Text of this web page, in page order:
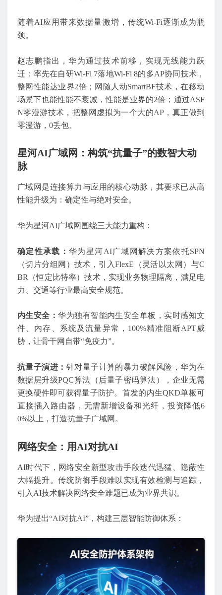
随着AI应用带来数据量激增，传统Wi-Fi逐渐成为瓶
颈。
赵志鹏指出，华为通过技术前移，实现无线能力跃
迁：率先在自研Wi-Fi 7落地Wi-Fi 8的多AP协同技术，
整网性能达业界2倍；网随人动SmartBF技术，在移动
场景下也能性能不衰减，性能是业界的2倍；通过ASF
N零漫游技术，把整网虚拟为一个大的AP，真正做到
零漫游，0丢包。
星河AI广域网：构筑“抗量子”的数智大动
脉
广域网是连接算力与应用的核心动脉，其要求已从高
性能升级为：确定性与绝对安全。
华为星河AI广域网围绕三大能力重构：
确定性承载：华为星河AI广域网解决方案依托SPN
（切片分组网）技术，引入FlexE（灵活以太网）与C
BR（恒定比特率）技术，实现业务物理隔离，满足电
力、交通等行业最高安全规范。
内生安全：华为独有智能内生安全单板，实时感知文
件、内存、系统及流量异常，100%精准阻断APT威
胁，让骨干网自带“免疫力”。
抗量子演进： 针对量子计算的暴力破解风险，华为在
数据层升级PQC算法（后量子密码算法），企业无需
更换硬件即可获得量子防护。首发的内生QKD单板可
直接插入路由器，无需新增设备和光纤，投资降低6
0%以上，打造抗量子广域网。
网络安全：用AI对抗AI
AI时代下，网络安全新型攻击手段迭代迅猛、隐蔽性
大幅提升。传统防御手段难以实现有效检测与追踪，
引入AI技术解决网络安全难题已成为业界共识。
华为提出“AI对抗AI”，构建三层智能防御体系：